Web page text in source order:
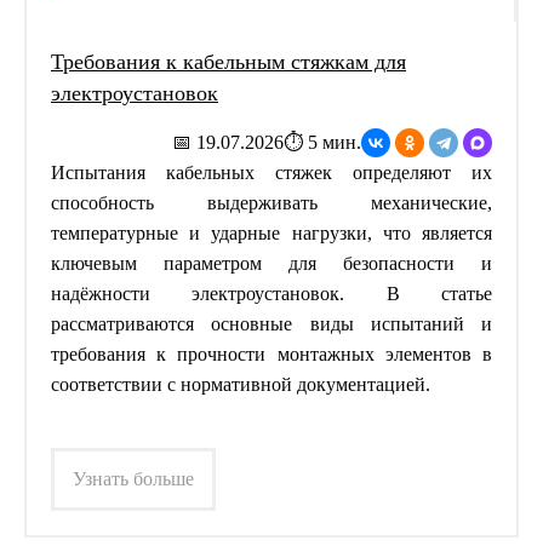
Требования к кабельным стяжкам для
электроустановок
📅 19.07.2026⏱ 5 мин.
Испытания кабельных стяжек определяют их
способность выдерживать механические,
температурные и ударные нагрузки, что является
ключевым параметром для безопасности и
надёжности электроустановок. В статье
рассматриваются основные виды испытаний и
требования к прочности монтажных элементов в
соответствии с нормативной документацией.
Узнать больше